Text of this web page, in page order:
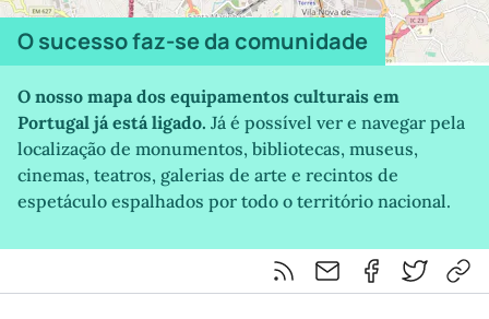
O sucesso faz-se da comunidade
O nosso mapa dos equipamentos culturais em
Portugal já está ligado. Já é possível ver e navegar pela
localização de monumentos, bibliotecas, museus,
cinemas, teatros, galerias de arte e recintos de
espetáculo espalhados por todo o território nacional.
Feed RSS
Partilhar por email
Partilhar por
Partilhar